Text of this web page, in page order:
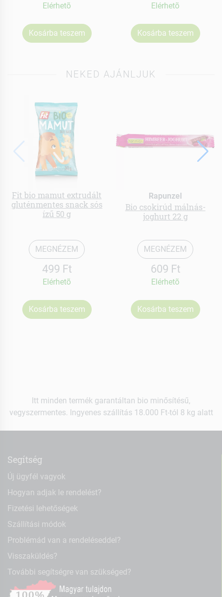
Elérhetõ
Kosárba teszem
Elérhetõ
Kosárba teszem
NEKED AJÁNLJUK
Fit bio mamut extrudált
gluténmentes snack sós
ízű 50 g
MEGNÉZEM
499 Ft
Elérhetõ
Kosárba teszem
Rapunzel
Bio csokirúd málnás-
joghurt 22 g
MEGNÉZEM
609 Ft
Elérhetõ
Kosárba teszem
Itt minden termék garantáltan bio minősítésű,
vegyszermentes. Ingyenes szállítás 18.000 Ft-tól 8 kg alatt
Segítség
Új ügyfél vagyok
Hogyan adjak le rendelést?
Fizetési lehetőségek
Szállítási módok
Problémád van a rendeléseddel?
Visszaküldés?
További segítségre van szükséged?